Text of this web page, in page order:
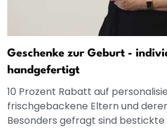
Geschenke zur Geburt -
handgefertigt
10 Prozent Rabatt auf
frischgebackene Eltern und
Besonders gefragt sind bestickte